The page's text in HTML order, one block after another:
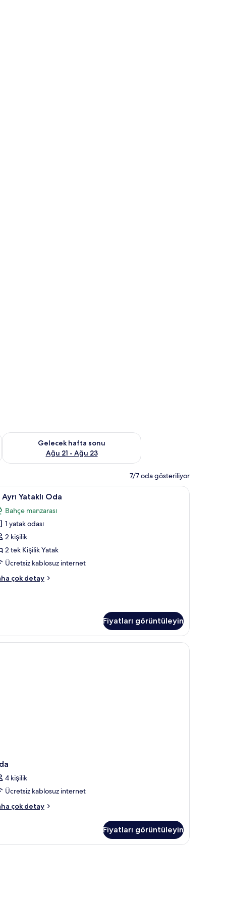
14 - Ağu 16
Gelecek hafta sonu
Ağu 21 - Ağu 23
Önümüzdeki hafta sonu için müsaitliği kontrol et Ağu 21 -
7/7 oda gösteriliyor
Select Comfort yatak, minibar, odada kasaİki Ayrı Yataklı Oda | Anti alerjik yatak
19
Ayrı Yataklı Oda
Bahçe manzarası
1 yatak odası
2 kişilik
2 tek Kişilik Yatak
Ücretsiz kablosuz internet
çok detay
Fiyatları görüntüleyin
4 kişilik
Ücretsiz kablosuz internet
çok detay
Fiyatları görüntüleyin